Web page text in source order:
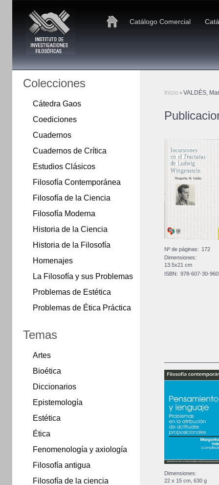
Catálogo Comercial
Inicio › VALDÉS,
Nº de páginas: 172
Dimensiones:
13.5x21 cm
ISBN: 978-607-30-
Dimensiones:
22 x 15 cm, 630 g
Colecciones
Cátedra Gaos
Coediciones
Cuadernos
Cuadernos de Crítica
Estudios Clásicos
Filosofía Contemporánea
Filosofía de la Ciencia
Filosofía Moderna
Historia de la Ciencia
Historia de la Filosofía
Homenajes
La Filosofía y sus Problemas
Problemas de Estética
Problemas de Ética Práctica
Temas
Artes
Bioética
Diccionarios
Epistemología
Estética
Ética
Fenomenología y axiología
Filosofía antigua
Filosofía de la ciencia